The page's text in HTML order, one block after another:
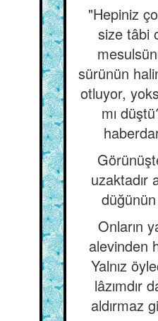
"Hepiniz
size tâbi
sürünün
otluyor,
mı
uzaktadır
Onların
alevinden
Yalnız
lâzımdır
aldırmaz